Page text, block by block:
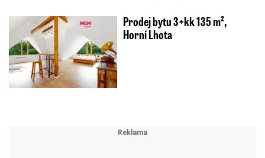
Prodej bytu 3+kk 135 m²,
Horní Lhota